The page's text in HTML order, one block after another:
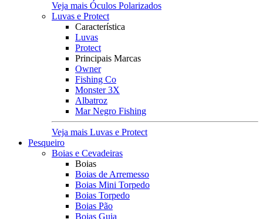
Veja mais Óculos Polarizados
Luvas e Protect
Característica
Luvas
Protect
Principais Marcas
Owner
Fishing Co
Monster 3X
Albatroz
Mar Negro Fishing
Veja mais Luvas e Protect
Pesqueiro
Boias e Cevadeiras
Boias
Boias de Arremesso
Boias Mini Torpedo
Boias Torpedo
Boias Pão
Boias Guia